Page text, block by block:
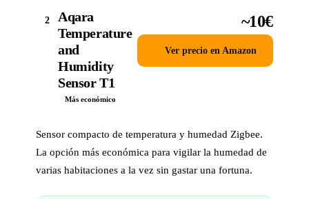
2
Aqara
Temperature
and
Humidity
Sensor T1
Más económico
~10€
Ver precio en Amazon
Sensor compacto de temperatura y humedad Zigbee.
La opción más económica para vigilar la humedad de
varias habitaciones a la vez sin gastar una fortuna.